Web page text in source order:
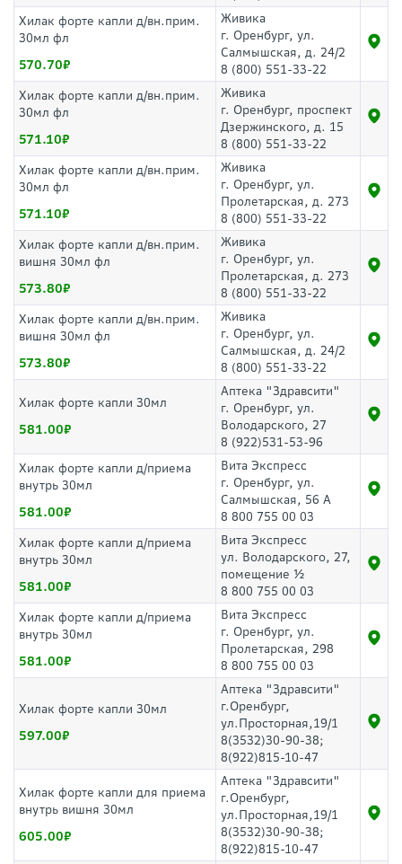
Хилак форте капли д/вн.прим.
30мл фл
570.70
Живика
г. Оренбург, ул.
Салмышская, д. 24/2
8 (800) 551-33-22
Хилак форте капли д/вн.прим.
30мл фл
571.10
Живика
г. Оренбург, проспект
Дзержинского, д. 15
8 (800) 551-33-22
Хилак форте капли д/вн.прим.
30мл фл
571.10
Живика
г. Оренбург, ул.
Пролетарская, д. 273
8 (800) 551-33-22
Хилак форте капли д/вн.прим.
вишня 30мл фл
573.80
Живика
г. Оренбург, ул.
Пролетарская, д. 273
8 (800) 551-33-22
Хилак форте капли д/вн.прим.
вишня 30мл фл
573.80
Живика
г. Оренбург, ул.
Салмышская, д. 24/2
8 (800) 551-33-22
Хилак форте капли 30мл
581.00
Аптека "Здравсити"
г. Оренбург, ул.
Володарского, 27
8 (922)531-53-96
Хилак форте капли д/приема
внутрь 30мл
581.00
Вита Экспресс
г. Оренбург, ул.
Салмышская, 56 А
8 800 755 00 03
Хилак форте капли д/приема
внутрь 30мл
581.00
Вита Экспресс
ул. Володарского, 27,
помещение ½
8 800 755 00 03
Хилак форте капли д/приема
внутрь 30мл
581.00
Вита Экспресс
г. Оренбург, ул.
Пролетарская, 298
8 800 755 00 03
Хилак форте капли 30мл
597.00
Аптека "Здравсити"
г.Оренбург,
ул.Просторная,19/1
8(3532)30-90-38;
8(922)815-10-47
Хилак форте капли для приема
внутрь вишня 30мл
605.00
Аптека "Здравсити"
г.Оренбург,
ул.Просторная,19/1
8(3532)30-90-38;
8(922)815-10-47